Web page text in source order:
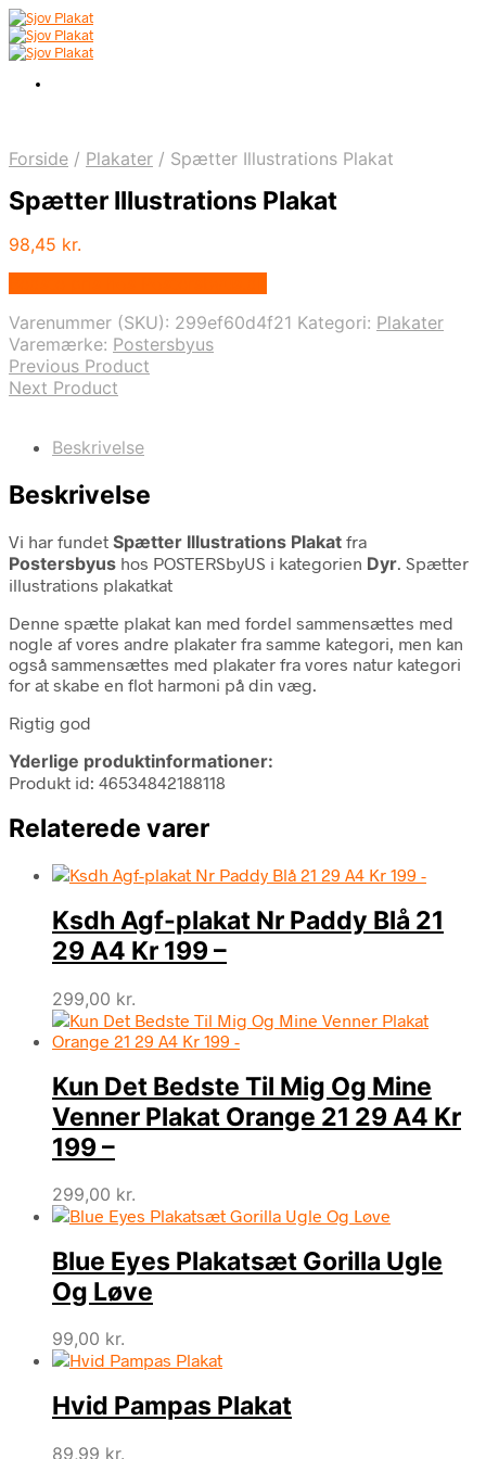
Forside / Plakater / Spætter Illustrations Plakat
Spætter Illustrations Plakat
98,45 kr.
Varenummer (SKU): 299ef60d4f21 Kategori: Plakater
Varemærke: Postersbyus
Previous Product
Next Product
Beskrivelse
Beskrivelse
Vi har fundet Spætter Illustrations Plakat fra
Postersbyus hos POSTERSbyUS i kategorien Dyr. Spætter
illustrations plakatkat
Denne spætte plakat kan med fordel sammensættes med
nogle af vores andre plakater fra samme kategori, men kan
også sammensættes med plakater fra vores natur kategori
for at skabe en flot harmoni på din væg.
Rigtig god
Yderlige produktinformationer:
Produkt id: 46534842188118
Relaterede varer
Ksdh Agf-plakat Nr Paddy Blå 21
29 A4 Kr 199 –
299,00 kr.
Kun Det Bedste Til Mig Og Mine
Venner Plakat Orange 21 29 A4 Kr
199 –
299,00 kr.
Blue Eyes Plakatsæt Gorilla Ugle
Og Løve
99,00 kr.
Hvid Pampas Plakat
89,99 kr.